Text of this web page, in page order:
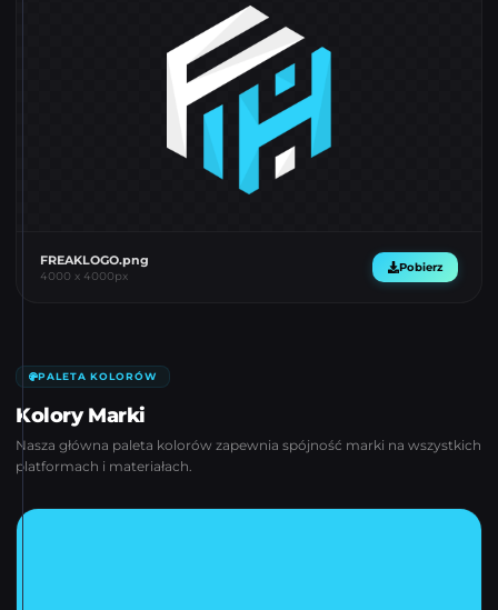
FREAKLOGO.png
4000 x 4000px
Pobierz
PALETA KOLORÓW
Kolory Marki
Nasza główna paleta kolorów zapewnia spójność marki na wszystkich
platformach i materiałach.